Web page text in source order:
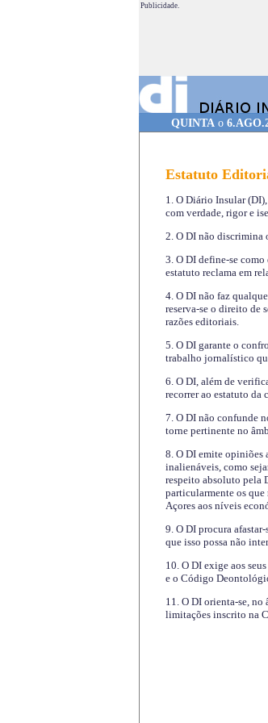
Publicidade.
QUINTA o
Estatuto
1. O Diário Insular
com verdade, rigor e
2. O DI não discrimina
3. O DI define-se
estatuto reclama em
4. O DI não faz
reserva-se o direito de
razões editoriais.
5. O DI garante o
trabalho jornalístico
6. O DI, além de
recorrer ao estatuto da
7. O DI não confunde
torne pertinente no
8. O DI emite opiniões
inalienáveis, como
respeito absoluto pela
particularmente os que
Açores aos níveis
9. O DI procura
que isso possa não
10. O DI exige aos
e o Código
11. O DI orienta-se,
limitações inscrito na